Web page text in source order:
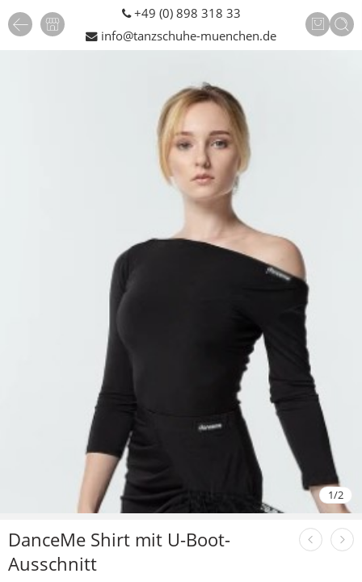
+49 (0) 898 318 33
info@tanzschuhe-muenchen.de
1/2
DanceMe Shirt mit U-Boot-
Ausschnitt